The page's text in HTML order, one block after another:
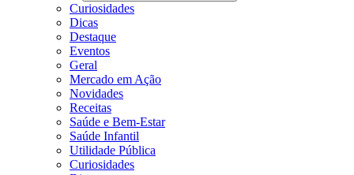
Curiosidades
Dicas
Destaque
Eventos
Geral
Mercado em Ação
Novidades
Receitas
Saúde e Bem-Estar
Saúde Infantil
Utilidade Pública
Curiosidades